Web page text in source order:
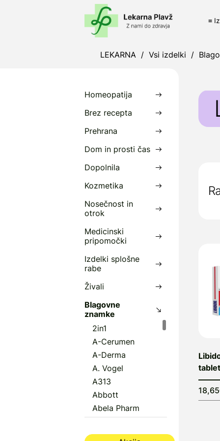
≡
LEKARNA / Vsi izdelki /
Homeopatija
Brez recepta
Prehrana
Dom in prosti čas
Dopolnila
Kozmetika
Nosečnost in
otrok
Medicinski
pripomočki
Izdelki splošne
rabe
Živali
Blagovne
znamke
2in1
A-Cerumen
A-Derma
A. Vogel
A313
Abbott
Abela Pharm
Aboca
tablet